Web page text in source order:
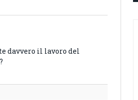
davvero il lavoro del